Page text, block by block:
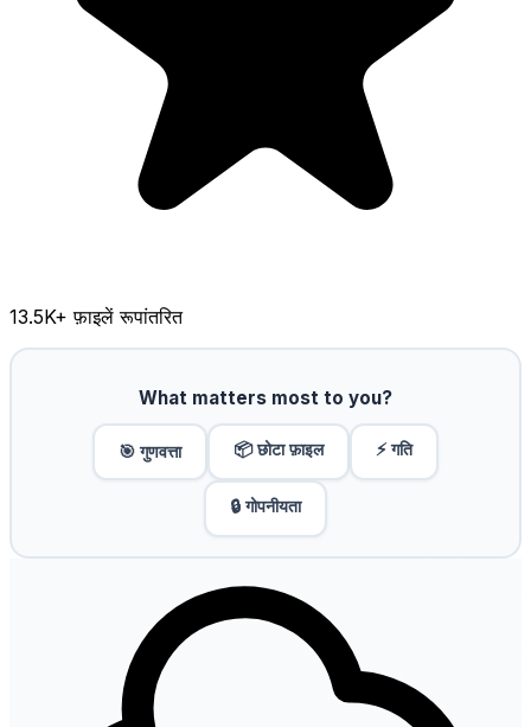
13.5K+ फ़ाइलें रूपांतरित
What matters most to you?
🎯 गुणवत्ता 📦 छोटा फ़ाइल ⚡ गति
🔒 गोपनीयता